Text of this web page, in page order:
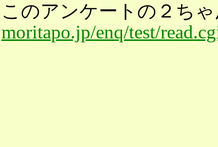
このアンケートの２ち
moritapo.jp/enq/test/